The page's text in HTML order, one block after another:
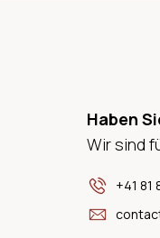
Haben
Wir sind
+41 81